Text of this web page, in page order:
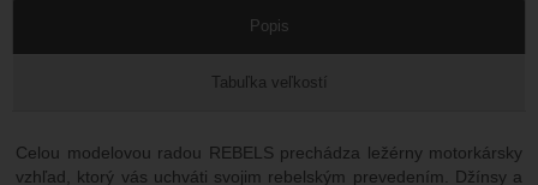
Popis
Tabuľka veľkostí
Celou modelovou radou REBELS prechádza ležérny motorkársky
vzhľad, ktorý vás uchváti svojim rebelským prevedením. Džínsy a